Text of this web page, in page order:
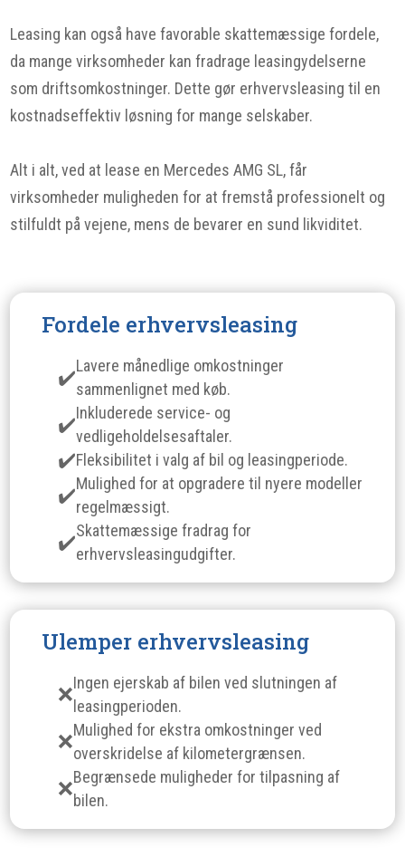
Leasing kan også have favorable skattemæssige fordele,
da mange virksomheder kan fradrage leasingydelserne
som driftsomkostninger. Dette gør erhvervsleasing til en
kostnadseffektiv løsning for mange selskaber.
Alt i alt, ved at lease en Mercedes AMG SL, får
virksomheder muligheden for at fremstå professionelt og
stilfuldt på vejene, mens de bevarer en sund likviditet.
Fordele erhvervsleasing
Lavere månedlige omkostninger
sammenlignet med køb.
Inkluderede service- og
vedligeholdelsesaftaler.
Fleksibilitet i valg af bil og leasingperiode.
Mulighed for at opgradere til nyere modeller
regelmæssigt.
Skattemæssige fradrag for
erhvervsleasingudgifter.
Ulemper erhvervsleasing
Ingen ejerskab af bilen ved slutningen af
leasingperioden.
Mulighed for ekstra omkostninger ved
overskridelse af kilometergrænsen.
Begrænsede muligheder for tilpasning af
bilen.